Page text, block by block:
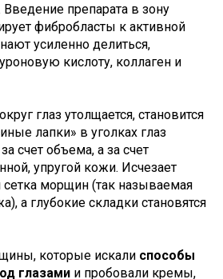
препарата в зону
фибробласты к активной
усиленно делиться,
кислоту, коллаген и
глаз утолщается, становится
лапки» в уголках глаз
счет объема, а за счет
упругой кожи. Исчезает
сетка морщин (так называемая
а глубокие складки становятся
которые искали способы
глазами и пробовали кремы,